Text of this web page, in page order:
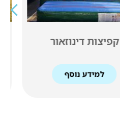
מתקן אומגה מתנפח
למידע נוסף